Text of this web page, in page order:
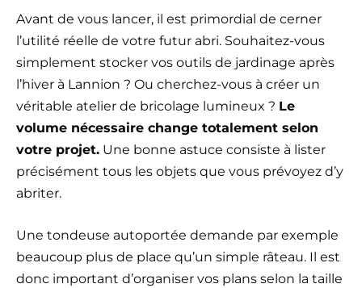
Avant de vous lancer, il est primordial de cerner
l’utilité réelle de votre futur abri. Souhaitez-vous
simplement stocker vos outils de jardinage après
l’hiver à Lannion ? Ou cherchez-vous à créer un
véritable atelier de bricolage lumineux ? Le
volume nécessaire change totalement selon
votre projet. Une bonne astuce consiste à lister
précisément tous les objets que vous prévoyez d’y
abriter.
Une tondeuse autoportée demande par exemple
beaucoup plus de place qu’un simple râteau. Il est
donc important d’organiser vos plans selon la taille